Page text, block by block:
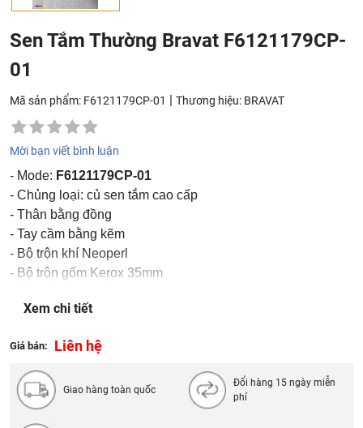
Sen Tắm Thường Bravat F6121179CP-
01
Mã sản phẩm: F6121179CP-01 | Thương hiệu: BRAVAT
Mời bạn viết bình luận
- Mode: F6121179CP-01
- Chủng loại: củ sen tắm cao cấp
- Thân bằng đồng
- Tay cầm bằng kẽm
- Bộ trộn khí Neoperl
- Bộ trộn gốm Kerox 35mm
- Mạ: chrome
- Thương hiệu: Bravat
Xem chi tiết
Giá bán: Liên hệ
Giao hàng toàn quốc
Đổi hàng 15 ngày miễn
phí